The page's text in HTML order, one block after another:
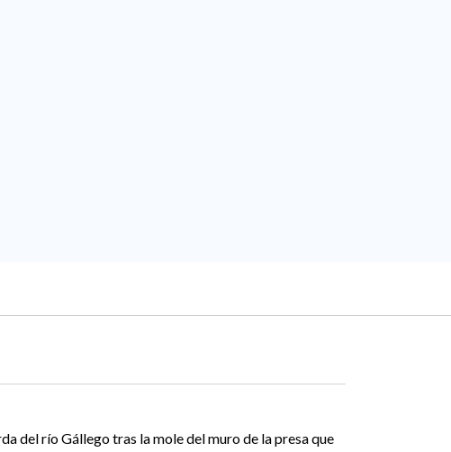
del río Gállego tras la mole del muro de la presa que